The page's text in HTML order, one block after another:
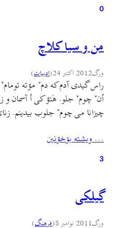
0
من و سيا کلاچ
ورگ2012 اکتبر 24 (ادبيات)
راس گیدی آدم که دمˇ مؤته
أنˇ چومˇ جلو. هَتؤ کی أ آسمان و
چیزانا می چومˇ جلوب بیدینم.
پایانا جه می شانه فاکشئم بیرون،…
… ويشته بۊخؤنين
3
گیلکی
ورگ2011 نوامبر 5 (فرهنگ)